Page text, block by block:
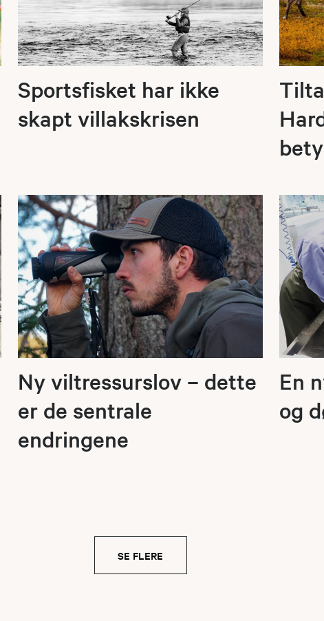
Sportsfisket har ikke
skapt villakskrisen
Ny viltressurslov – dette
er de sentrale
endringene
En
og
SE FLERE